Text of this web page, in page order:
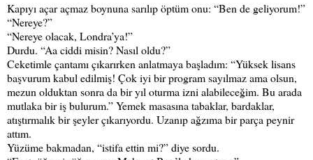
Kapıyı açar açmaz boynuna sarılıp öptüm onu: “Ben de geliyorum!”
“Nereye?”
“Nereye olacak, Londra’ya!”
Durdu. “Aa ciddi misin? Nasıl oldu?”
Ceketimle çantamı çıkarırken anlatmaya başladım: “Yüksek lisans
başvurum kabul edilmiş! Çok iyi bir program sayılmaz ama olsun,
mezun olduktan sonra da bir yıl oturma izni alabileceğim. Bu arada
mutlaka bir iş bulurum.” Yemek masasına tabaklar, bardaklar,
atıştırmalık bir şeyler çıkarıyordu. Uzanıp ağzıma bir parça peynir
attım.
Yüzüme bakmadan, “istifa ettin mi?” diye sordu.